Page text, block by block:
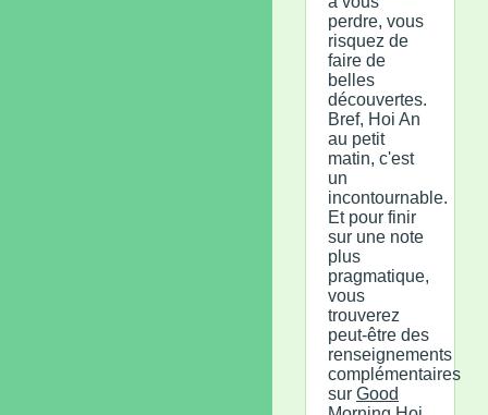
perdre, vous
risquez de
faire de
belles
découvertes.
Bref, Hoi An
au petit
matin, c'est
un
incontournable.
Et pour finir
sur une note
plus
pragmatique,
vous
trouverez
peut-être des
renseignements
complémentaires
sur Good